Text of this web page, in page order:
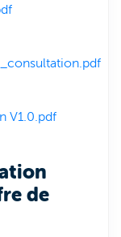
V1.0.pdf
de